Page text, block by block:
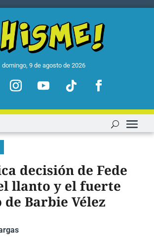
domingo, 9 de agosto de 2026
decisión de Fede
llanto y el fuerte
de Barbie Vélez